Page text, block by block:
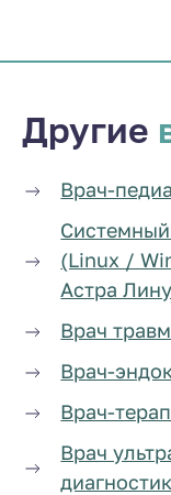
Другие
Врач-
(Linux /
Астра
Врач
Врач-
Врач-
Врач